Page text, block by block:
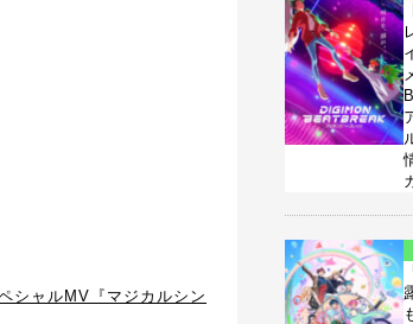
シャルMV『マジカルシン